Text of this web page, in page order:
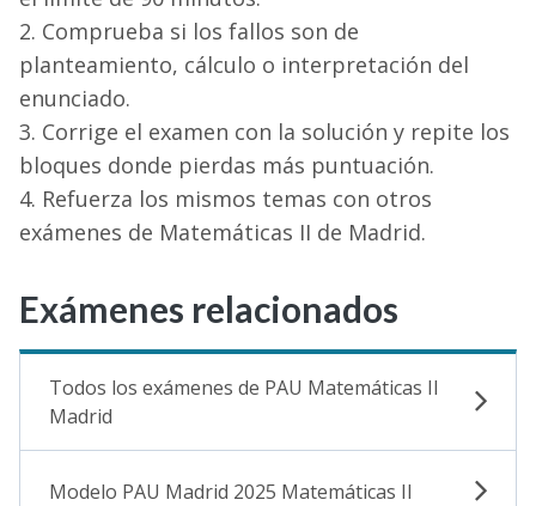
Comprueba si los fallos son de
planteamiento, cálculo o interpretación del
enunciado.
Corrige el examen con la solución y repite los
bloques donde pierdas más puntuación.
Refuerza los mismos temas con otros
exámenes de Matemáticas II de Madrid.
Exámenes relacionados
Todos los exámenes de PAU Matemáticas II
Madrid
Modelo PAU Madrid 2025 Matemáticas II